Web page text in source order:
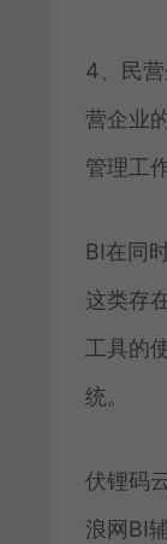
4、民
营企业
管理工
BI在同
这类存
工具的
统。
伏锂码
浪网BI